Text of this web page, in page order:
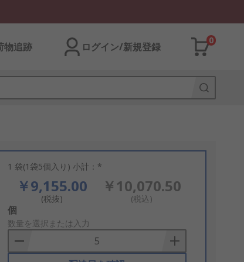
物追跡 ログイン/新規登録
0
1 袋(1袋5個入り) 小計：*
￥9,155.00
(税抜)
￥10,070.50
(税込)
Add
to
Basket
個
数量を選択または入力